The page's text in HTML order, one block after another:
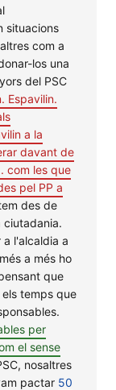
situacions
com a
los una
del PSC
Espavilin.
a la
davant de
com les que
pel PP a
des de
ciutadania.
a l'alcaldia a
a més ho
que
temps que
per
el sense
nosaltres
pactar 50